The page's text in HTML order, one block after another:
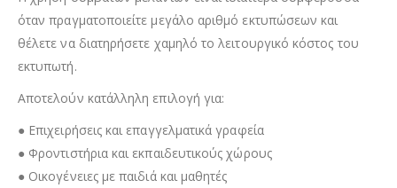
όταν πραγματοποιείτε μεγάλο αριθμό εκτυπώσεων και
θέλετε να διατηρήσετε χαμηλό το λειτουργικό κόστος του
εκτυπωτή.
Αποτελούν κατάλληλη επιλογή για:
● Επιχειρήσεις και επαγγελματικά γραφεία
● Φροντιστήρια και εκπαιδευτικούς χώρους
● Οικογένειες με παιδιά και μαθητές